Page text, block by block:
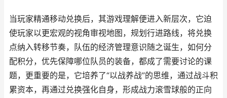
当玩家精通移动兑换后，其游戏理解便进入新层次，它迫
使玩家以更宏观的视角审视地图，规划行进路线，将兑换
点纳入转移节奏，队伍的经济管理意识随之诞生，如何分
配积分，优先保障哪位队员的装备，都成了需要讨论的课
题，更重要的是，它培养了“以战养战”的思维，通过战斗积
累资本，再通过兑换强化自身，形成战力滚雪球般的正向